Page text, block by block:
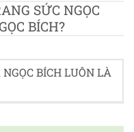
SỨC NGỌC
BÍCH?
BÍCH LUÔN LÀ